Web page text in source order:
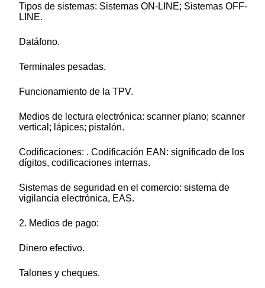
Tipos de sistemas: Sistemas ON-LINE; Sistemas OFF-
LINE.
Datáfono.
Terminales pesadas.
Funcionamiento de la TPV.
Medios de lectura electrónica: scanner plano; scanner
vertical; lápices; pistalón.
Codificaciones: . Codificación EAN: significado de los
dígitos, codificaciones internas.
Sistemas de seguridad en el comercio: sistema de
vigilancia electrónica, EAS.
2. Medios de pago:
Dinero efectivo.
Talones y cheques.